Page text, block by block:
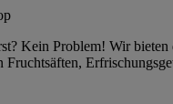
Kein Problem! Wir bieten
Fruchtsäften,